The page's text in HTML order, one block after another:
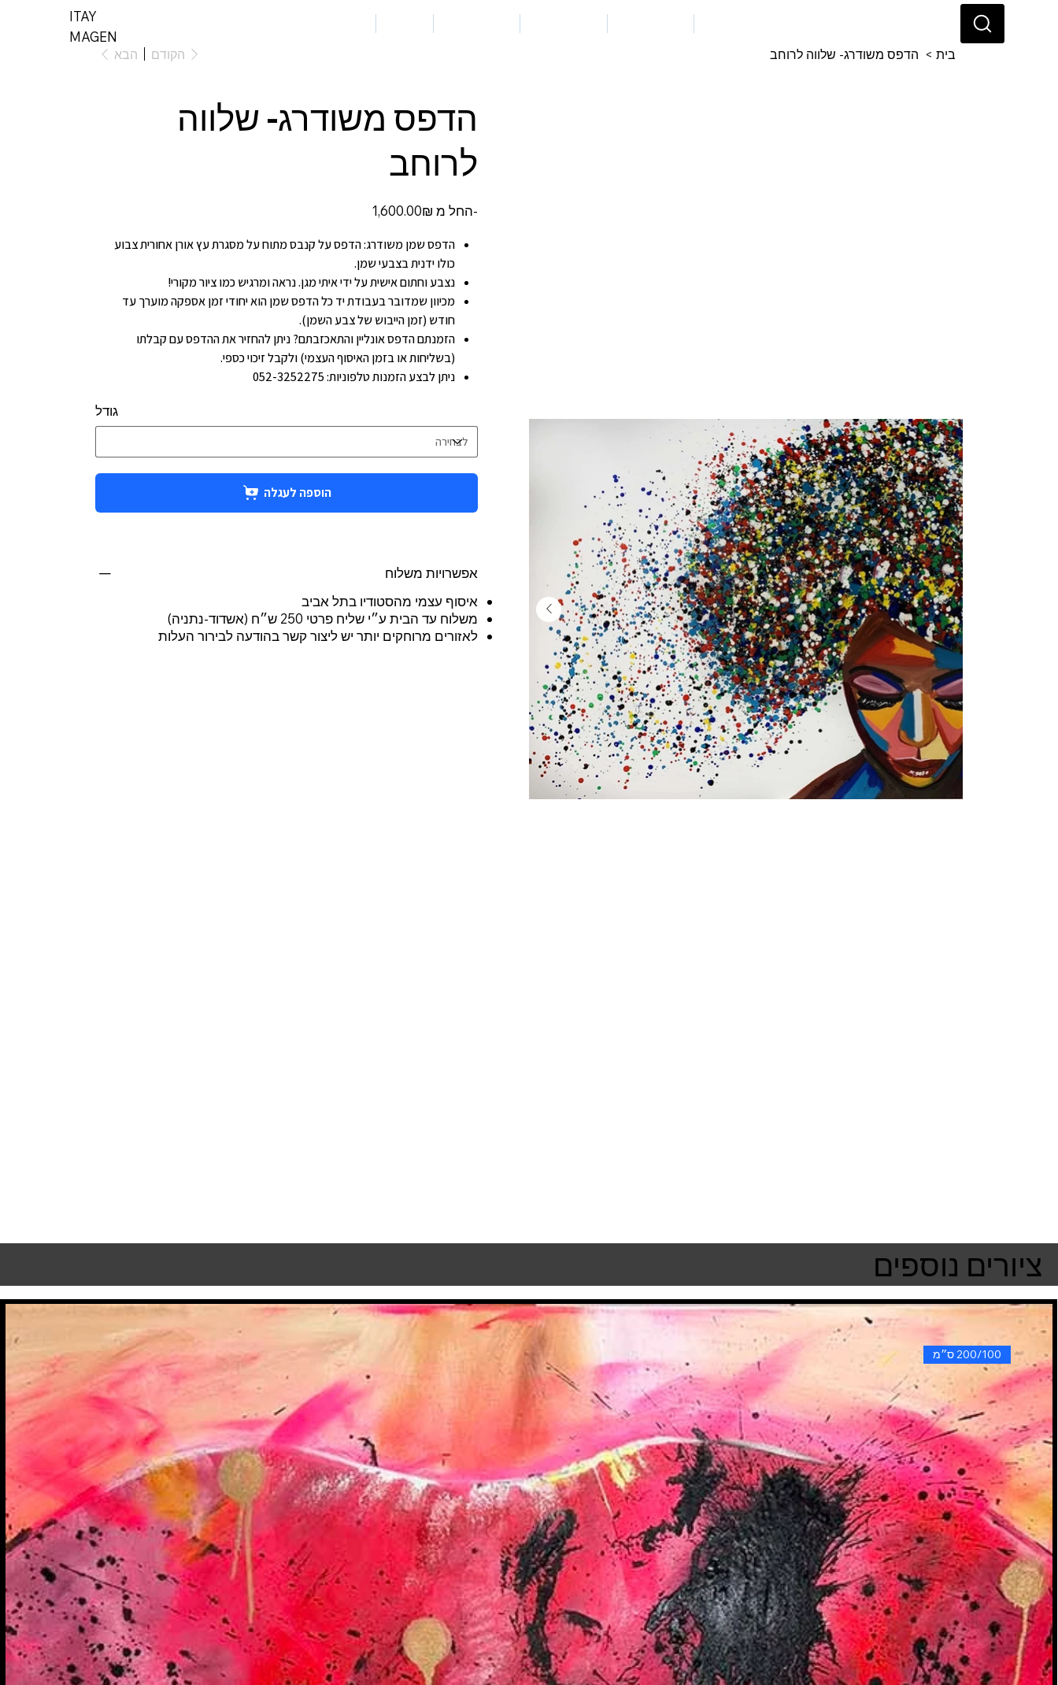
ITAY
MAGEN
בית > הדפס משודרג- שלווה לרוחב הקודם הבא
הדפס משודרג- שלווה
לרוחב
החל מ- מחיר ‏1,600.00 ‏₪
הדפס שמן משודרג: הדפס על קנבס מתוח על מסגרת עץ אורן אחורית צבוע
כולו ידנית בצבעי שמן.
נצבע וחתום אישית על ידי איתי מגן. נראה ומרגיש כמו ציור מקורי!
מכיוון שמדובר בעבודת יד כל הדפס שמן הוא יחודי זמן אספקה מוערך עד
חודש (זמן הייבוש של צבע השמן).
הזמנתם הדפס אונליין והתאכזבתם? ניתן להחזיר את ההדפס עם קבלתו
(בשליחות או בזמן האיסוף העצמי) ולקבל זיכוי כספי.
ניתן לבצע הזמנות טלפוניות: 052-3252275
גודל
הוספה לעגלה
אפשרויות משלוח
איסוף עצמי מהסטודיו בתל אביב
משלוח עד הבית ע״י שליח פרטי 250 ש״ח (אשדוד-נתניה)
לאזורים מרוחקים יותר יש ליצור קשר בהודעה לבירור העלות
ציורים נוספים
200/100 ס״מ